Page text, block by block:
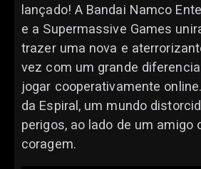
lançado! A Bandai Namco
e a Supermassive Games
trazer uma nova e
vez com um grande
jogar cooperativamente
da Espiral, um mundo
perigos, ao lado de um amigo
coragem.